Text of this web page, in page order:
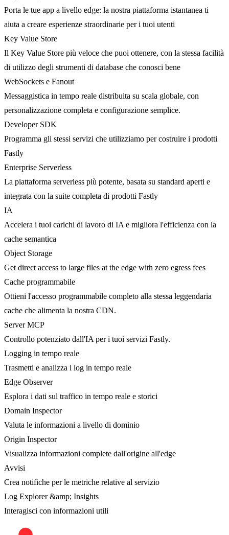
Porta le tue app a livello edge: la nostra piattaforma istantanea ti
aiuta a creare esperienze straordinarie per i tuoi utenti
Key Value Store
Il Key Value Store più veloce che puoi ottenere, con la stessa facilità
di utilizzo degli strumenti di database che conosci bene
WebSockets e Fanout
Messaggistica in tempo reale distribuita su scala globale, con
personalizzazione completa e configurazione semplice.
Developer SDK
Programma gli stessi servizi che utilizziamo per costruire i prodotti
Fastly
Enterprise Serverless
La piattaforma serverless più potente, basata su standard aperti e
integrata con la suite completa di prodotti Fastly
IA
Accelera i tuoi carichi di lavoro di IA e migliora l'efficienza con la
cache semantica
Object Storage
Get direct access to large files at the edge with zero egress fees
Cache programmabile
Ottieni l'accesso programmabile completo alla stessa leggendaria
cache che alimenta la nostra CDN.
Server MCP
Controllo potenziato dall'IA per i tuoi servizi Fastly.
Logging in tempo reale
Trasmetti e analizza i log in tempo reale
Edge Observer
Esplora i dati sul traffico in tempo reale e storici
Domain Inspector
Valuta le informazioni a livello di dominio
Origin Inspector
Visualizza informazioni complete dall'origine all'edge
Avvisi
Crea notifiche per le metriche relative al servizio
Log Explorer &amp; Insights
Interagisci con informazioni utili